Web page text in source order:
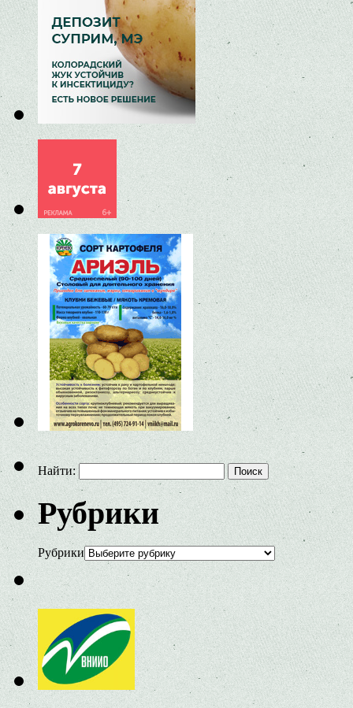
Найти:
Рубрики
Рубрики